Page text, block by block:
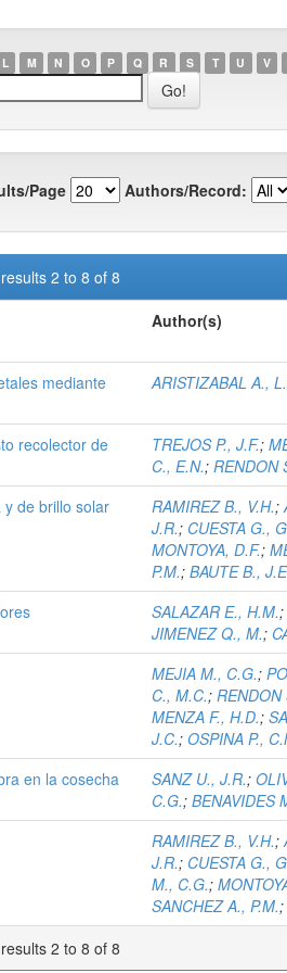
L M N O P Q R S T U V
Page Authors/Record:
2 to 8 of 8
Author(s)
mediante
ARISTIZABAL A.,
recolector de
TREJOS P., J.F.;
C., E.N.; RENDON
de brillo solar RAMIREZ B., V.H.;
J.R.; CUESTA G.,
MONTOYA, D.F.;
P.M.; BAUTE B.,
SALAZAR E., H.M.;
JIMENEZ Q., M.;
MEJIA M., C.G.;
C., M.C.; RENDON
MENZA F., H.D.;
J.C.; OSPINA P.,
en la cosecha
SANZ U., J.R.;
C.G.; BENAVIDES
RAMIREZ B., V.H.;
J.R.; CUESTA G.,
M., C.G.;
SANCHEZ A., P.M.;
2 to 8 of 8